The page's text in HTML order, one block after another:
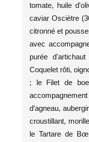
tomate, huile
caviar Osciètre
citronné et
avec
purée
Coquelet rôti,
; le Filet de
d’agneau,
croustillant,
le Tartare de